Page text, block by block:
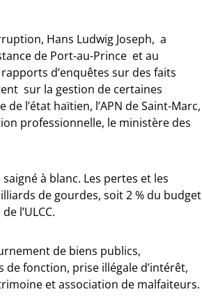
Hans Ludwig Joseph, a
de Port-au-Prince et au
d’enquêtes sur des faits
sur la gestion de certaines
l’état haïtien, l’APN de Saint-Marc,
professionnelle, le ministère des
à blanc. Les pertes et les
de gourdes, soit 2 % du budget
l’ULCC.
de biens publics,
fonction, prise illégale d’intérêt,
et association de malfaiteurs.